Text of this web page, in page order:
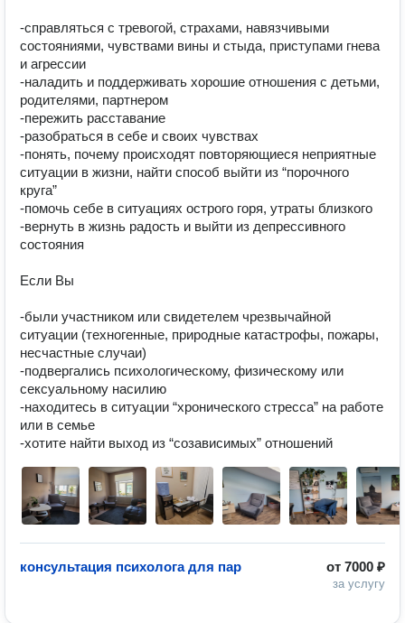
-справляться с тревогой, страхами, навязчивыми
состояниями, чувствами вины и стыда, приступами гнева
и агрессии
-наладить и поддерживать хорошие отношения с детьми,
родителями, партнером
-пережить расставание
-разобраться в себе и своих чувствах
-понять, почему происходят повторяющиеся неприятные
ситуации в жизни, найти способ выйти из “порочного
круга”
-помочь себе в ситуациях острого горя, утраты близкого
-вернуть в жизнь радость и выйти из депрессивного
состояния
Если Вы
-были участником или свидетелем чрезвычайной
ситуации (техногенные, природные катастрофы, пожары,
несчастные случаи)
-подвергались психологическому, физическому или
сексуальному насилию
-находитесь в ситуации “хронического стресса” на работе
или в семье
от 7000 ₽
за услугу
консультация психолога для пар